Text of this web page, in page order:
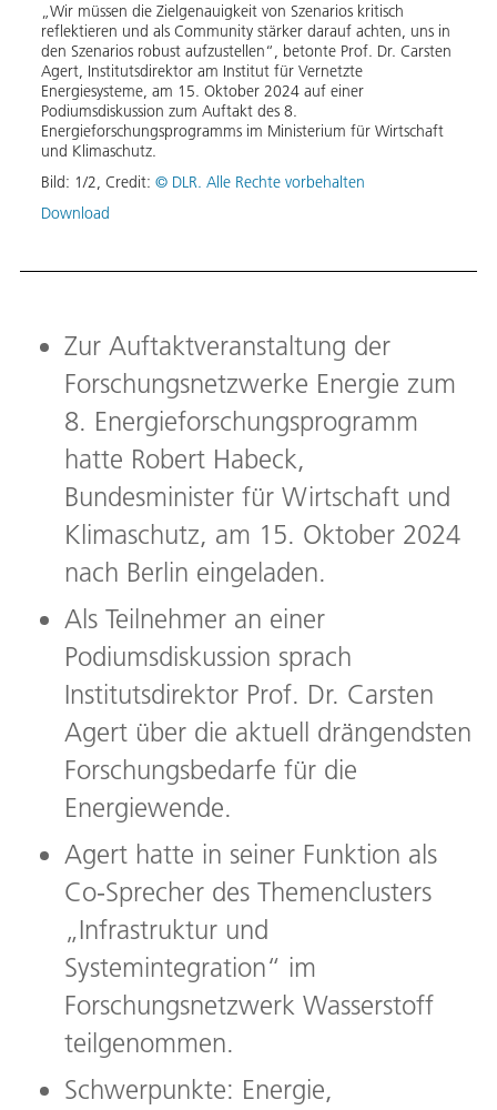
„Wir müssen die Zielgenauigkeit von Szenarios kritisch
reflektieren und als Community stärker darauf achten, uns in
den Szenarios robust aufzustellen“, betonte Prof. Dr. Carsten
Agert, Institutsdirektor am Institut für Vernetzte
Energiesysteme, am 15. Oktober 2024 auf einer
Podiumsdiskussion zum Auftakt des 8.
Energieforschungsprogramms im Ministerium für Wirtschaft
und Klimaschutz.
Bild: 1/2, Credit: © DLR. Alle Rechte vorbehalten
Download
Zur Auftaktveranstaltung der
Forschungsnetzwerke Energie zum
8. Energieforschungsprogramm
hatte Robert Habeck,
Bundesminister für Wirtschaft und
Klimaschutz, am 15. Oktober 2024
nach Berlin eingeladen.
Als Teilnehmer an einer
Podiumsdiskussion sprach
Institutsdirektor Prof. Dr. Carsten
Agert über die aktuell drängendsten
Forschungsbedarfe für die
Energiewende.
Agert hatte in seiner Funktion als
Co-Sprecher des Themenclusters
„Infrastruktur und
Systemintegration“ im
Forschungsnetzwerk Wasserstoff
teilgenommen.
Schwerpunkte: Energie,